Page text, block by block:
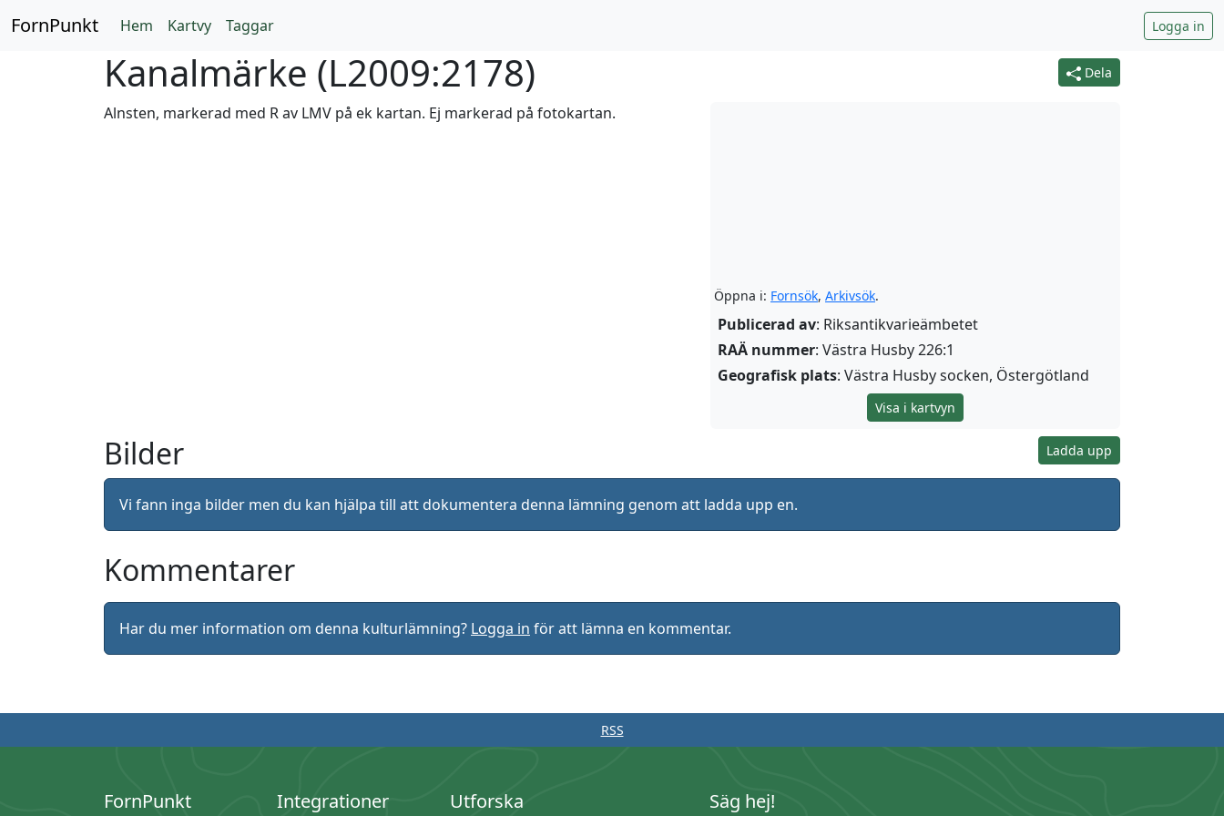
FornPunkt Hem Kartvy Taggar Logga in
Dela
Kanalmärke (L2009:2178)
Öppna i: Fornsök, Arkivsök.
Publicerad av: Riksantikvarieämbetet
RAÄ nummer: Västra Husby 226:1
Geografisk plats: Västra Husby socken, Östergötland
Visa i kartvyn
Alnsten, markerad med R av LMV på ek kartan. Ej markerad på fotokartan.
Ladda upp
Bilder
Vi fann inga bilder men du kan hjälpa till att dokumentera denna lämning genom att ladda upp en.
Kommentarer
Har du mer information om denna kulturlämning? Logga in för att lämna en kommentar.
RSS
FornPunkt Integrationer Utforska Säg hej!